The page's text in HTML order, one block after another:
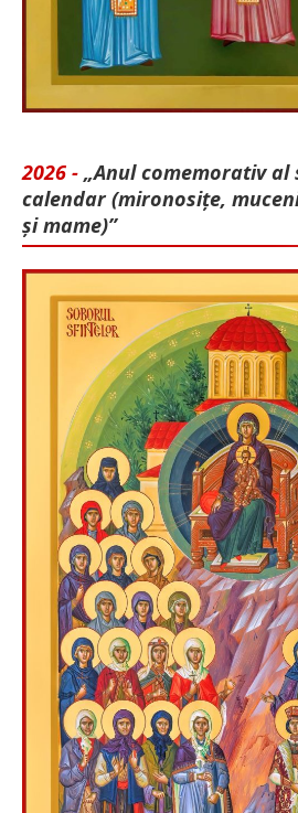
2026 - „Anul comemorativ
calendar (mironosițe,
și mame)”